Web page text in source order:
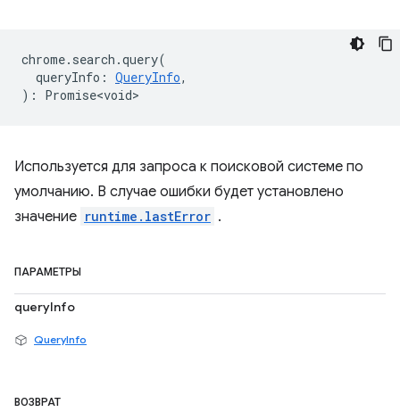
chrome. search .query(
queryInfo : QueryInfo,
) : Promise<void>
Используется для запроса к поисковой системе по
умолчанию. В случае ошибки будет установлено
значение runtime.lastError .
ПАРАМЕТРЫ
queryInfo
QueryInfo
ВОЗВРАТ